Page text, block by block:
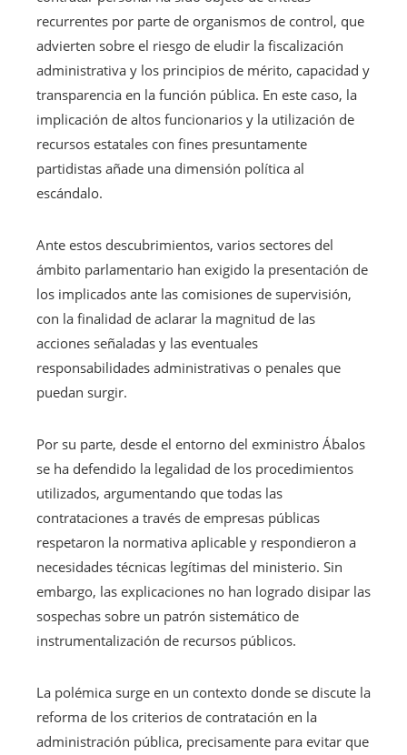
recurrentes por parte de organismos de control, que
advierten sobre el riesgo de eludir la fiscalización
administrativa y los principios de mérito, capacidad y
transparencia en la función pública. En este caso, la
implicación de altos funcionarios y la utilización de
recursos estatales con fines presuntamente
partidistas añade una dimensión política al
escándalo.
Ante estos descubrimientos, varios sectores del
ámbito parlamentario han exigido la presentación de
los implicados ante las comisiones de supervisión,
con la finalidad de aclarar la magnitud de las
acciones señaladas y las eventuales
responsabilidades administrativas o penales que
puedan surgir.
Por su parte, desde el entorno del exministro Ábalos
se ha defendido la legalidad de los procedimientos
utilizados, argumentando que todas las
contrataciones a través de empresas públicas
respetaron la normativa aplicable y respondieron a
necesidades técnicas legítimas del ministerio. Sin
embargo, las explicaciones no han logrado disipar las
sospechas sobre un patrón sistemático de
instrumentalización de recursos públicos.
La polémica surge en un contexto donde se discute la
reforma de los criterios de contratación en la
administración pública, precisamente para evitar que